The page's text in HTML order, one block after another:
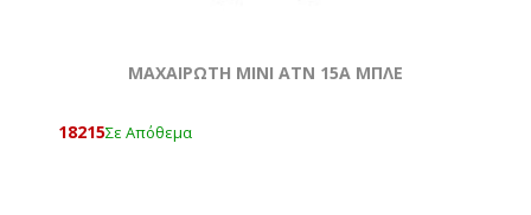
ΜΑΧΑΙΡΩΤΗ ΜΙΝΙ ATN 15Α ΜΠΛΕ
18215Σε Απόθεμα